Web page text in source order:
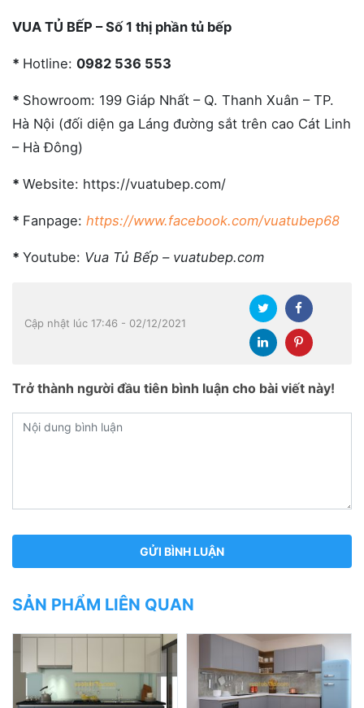
VUA TỦ BẾP – Số 1 thị phần tủ bếp
* Hotline: 0982 536 553
* Showroom: 199 Giáp Nhất – Q. Thanh Xuân – TP.
Hà Nội (đối diện ga Láng đường sắt trên cao Cát Linh
– Hà Đông)
* Website: https://vuatubep.com/
* Fanpage: https://www.facebook.com/vuatubep68
* Youtube: Vua Tủ Bếp – vuatubep.com
Cập nhật lúc 17:46 - 02/12/2021
Trở thành người đầu tiên bình luận cho bài viết này!
SẢN PHẨM LIÊN QUAN